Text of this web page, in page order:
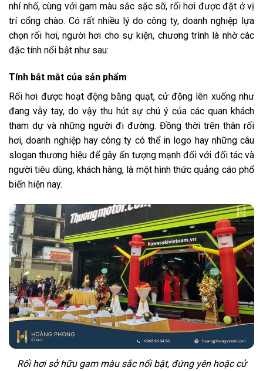
nhí nhố, cùng với gam màu sắc sặc sỡ, rối hơi được đặt ở vị
trí cổng chào. Có rất nhiều lý do công ty, doanh nghiệp lựa
chọn rối hơi, người hơi cho sự kiện, chương trình là nhờ các
đặc tính nổi bật như sau:
Tính bắt mắt của sản phẩm
Rối hơi được hoạt động bằng quạt, cử động lên xuống như
đang vẫy tay, do vậy thu hút sự chú ý của các quan khách
tham dự và những người đi đường. Đồng thời trên thân rối
hơi, doanh nghiệp hay công ty có thể in logo hay những câu
slogan thương hiệu để gây ấn tượng mạnh đối với đối tác và
người tiêu dùng, khách hàng, là một hình thức quảng cáo phổ
biến hiện nay.
Rối hơi sở hữu gam màu sắc nổi bật, đứng yên hoặc cử